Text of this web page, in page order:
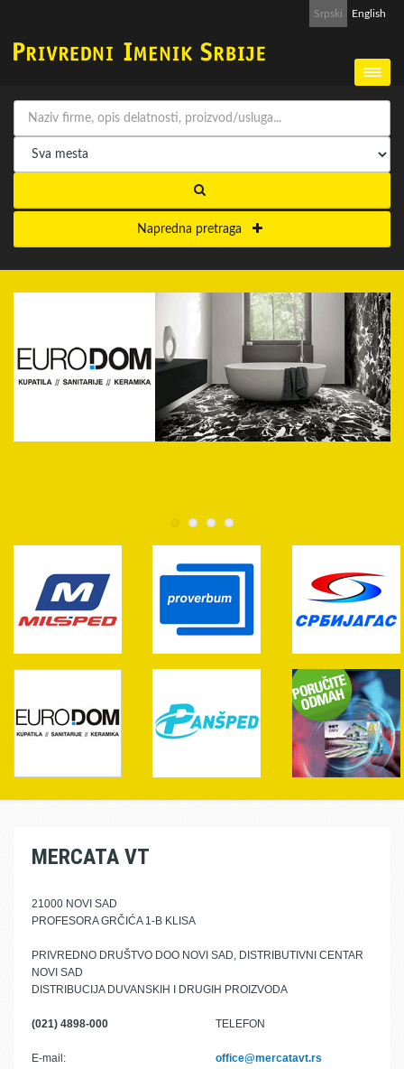
Srpski English
Napredna pretraga
MERCATA VT
21000 NOVI SAD
PROFESORA GRČIĆA 1-B KLISA
PRIVREDNO DRUŠTVO DOO NOVI SAD, DISTRIBUTIVNI CENTAR
NOVI SAD
DISTRIBUCIJA DUVANSKIH I DRUGIH PROIZVODA
(021) 4898-000 TELEFON
E-mail:
office@mercatavt.rs